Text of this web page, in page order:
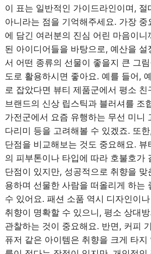
이 표는 일반적인 가이드라인이며, 절
아니라는 점을 기억해주세요. 가장 중
에 담긴 여러분의 진심 어린 마음이니
된 아이디어들을 바탕으로, 예산을 설
서 어떤 종류의 선물이 좋을지 큰 그
도로 활용하시면 좋아요. 예를 들어,
로 잡았다면 뷰티 제품군에서 평소 친
브랜드의 신상 립스틱과 블러셔를 조
가전군에서 요즘 유행하는 무선 미니
다리미 등을 고려해볼 수 있겠죠. 또
단점을 비교해보는 것도 중요해요. 뷰
의 피부톤이나 타입에 따라 호불호가
단점이 있지만, 성공적으로 취향을 맞
용하며 선물한 사람을 떠올리게 하는
수 있어요. 패션 소품 역시 디자인이
취향이 명확할 수 있으니, 평소 상대
관찰하는 것이 중요해요. 반면, 커피
퓨저 같은 아이템은 취향을 크게 타지